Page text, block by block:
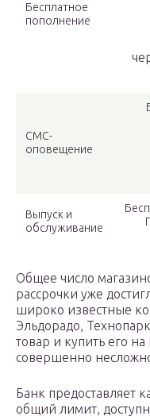
Бесплатное
пополнение
СМС-
оповещение
Выпуск и
обслуживание
Общее число
рассрочки уже
широко известные
Эльдорадо,
товар и купить его
совершенно
Банк предоставляет
общий лимит,